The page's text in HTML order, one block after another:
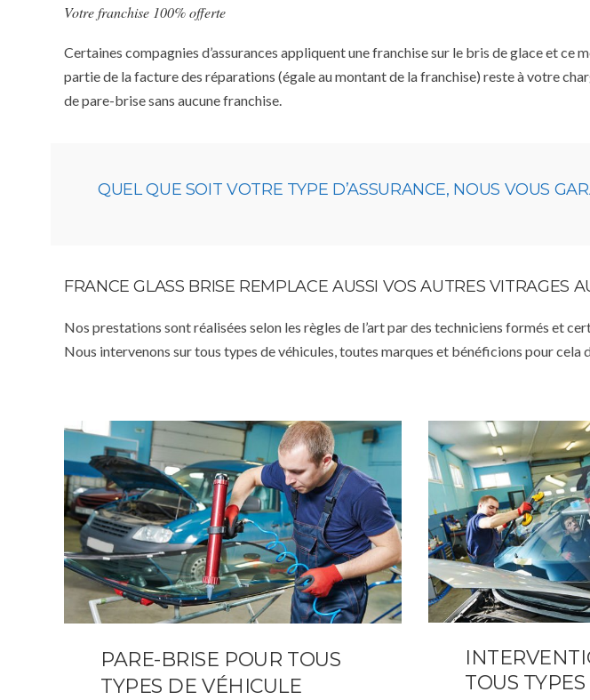
Votre franchise 100% offerte
Certaines compagnies d’assurances appliquent une franchise sur le bris de glace et ce
partie de la facture des réparations (égale au montant de la franchise) reste à votre
de pare-brise sans aucune franchise.
QUEL QUE SOIT VOTRE TYPE D’ASSURANCE, NOUS VOUS
FRANCE GLASS BRISE REMPLACE AUSSI VOS AUTRES VITRAGES
Nos prestations sont réalisées selon les règles de l’art par des techniciens formés et
Nous intervenons sur tous types de véhicules, toutes marques et bénéficions pour
PARE-BRISE POUR TOUS
TYPES DE VÉHICULE
TOUS